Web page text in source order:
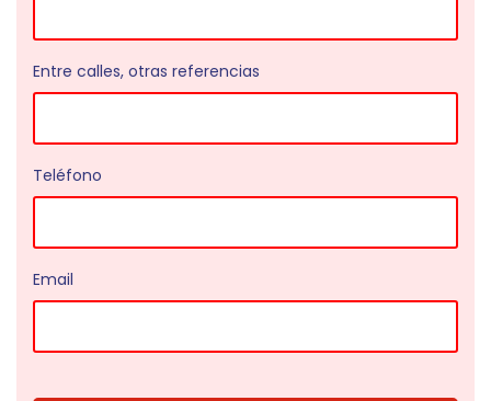
Entre calles, otras referencias
Teléfono
Email